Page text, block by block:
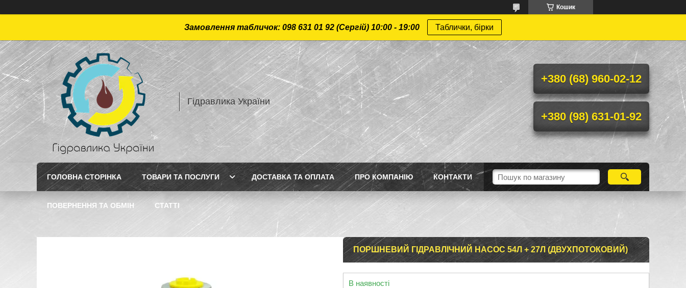
Кошик
Замовлення табличок: 098 631 01 92 (Сергій) 10:00 - 19:00 Таблички, бірки
Гідравлика України
+380 (68) 960-02-12
+380 (98) 631-01-92
ГОЛОВНА СТОРІНКА ТОВАРИ ТА ПОСЛУГИ ДОСТАВКА ТА ОПЛАТА ПРО КОМПАНІЮ КОНТАКТИ
ПОВЕРНЕННЯ ТА ОБМІН СТАТТI
ПОРШНЕВИЙ ГІДРАВЛІЧНИЙ НАСОС 54Л + 27Л (ДВУХПОТОКОВИЙ)
В наявності